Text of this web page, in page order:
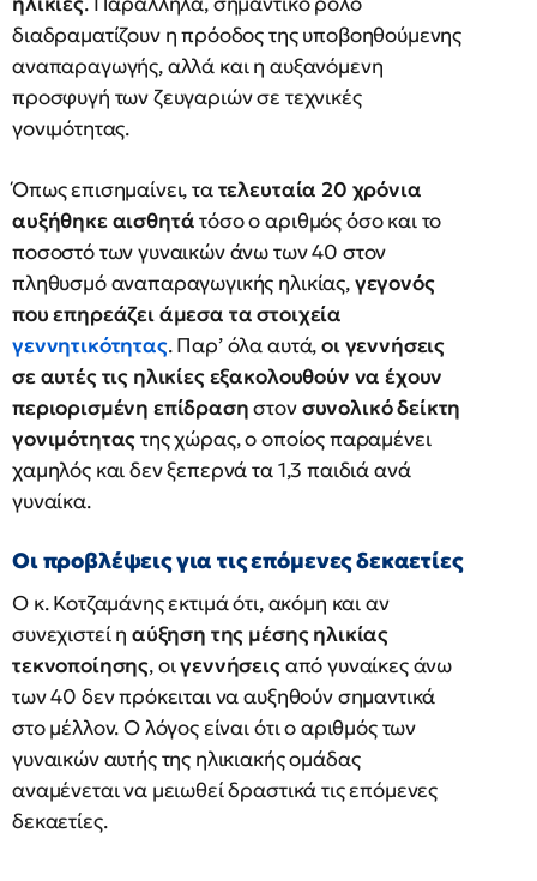
διαδραματίζουν η πρόοδος της υποβοηθούμενης
αναπαραγωγής, αλλά και η αυξανόμενη
προσφυγή των ζευγαριών σε τεχνικές
γονιμότητας.
Όπως επισημαίνει, τατελευταία 20 χρόνια
αυξήθηκε αισθητάτόσο ο αριθμός όσο και το
ποσοστό των γυναικών άνω των 40 στον
πληθυσμό αναπαραγωγικής ηλικίας,γεγονός
που επηρεάζει άμεσα τα στοιχεία
γεννητικότητας. Παρ’ όλα αυτά,οι γεννήσεις
σε αυτές τις ηλικίες εξακολουθούν να έχουν
περιορισμένη επίδρασηστονσυνολικό δείκτη
γονιμότηταςτης χώρας, ο οποίος παραμένει
χαμηλός και δεν ξεπερνά τα 1,3 παιδιά ανά
γυναίκα.
Οι προβλέψεις για τις επόμενες δεκαετίες
Ο κ. Κοτζαμάνης εκτιμά ότι, ακόμη και αν
συνεχιστεί η αύξηση της μέσης ηλικίας
τεκνοποίησης, οιγεννήσειςαπό γυναίκες άνω
των 40 δεν πρόκειται να αυξηθούν σημαντικά
στο μέλλον. Ο λόγος είναι ότι ο αριθμός των
γυναικών αυτής της ηλικιακής ομάδας
αναμένεται να μειωθεί δραστικά τις επόμενες
δεκαετίες.